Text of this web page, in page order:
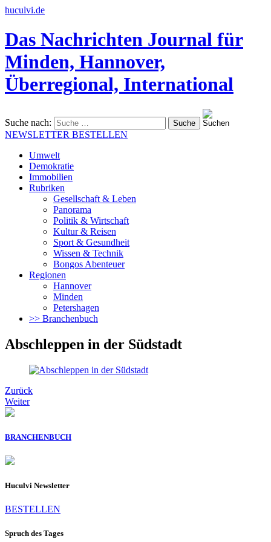
huculvi.de
Das Nachrichten Journal für
Minden, Hannover,
Überregional, International
Suche nach:
NEWSLETTER BESTELLEN
Umwelt
Demokratie
Immobilien
Rubriken
Gesellschaft & Leben
Panorama
Politik & Wirtschaft
Kultur & Reisen
Sport & Gesundheit
Wissen & Technik
Bongos Abenteuer
Regionen
Hannover
Minden
Petershagen
>> Branchenbuch
Abschleppen in der Südstadt
Zurück
Weiter
BRANCHENBUCH
Huculvi Newsletter
BESTELLEN
Spruch des Tages